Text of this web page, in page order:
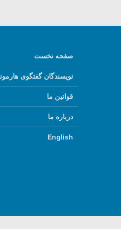
صفحه نخست
نویسندگان گفتگوی
قوانین ما
درباره ما
English